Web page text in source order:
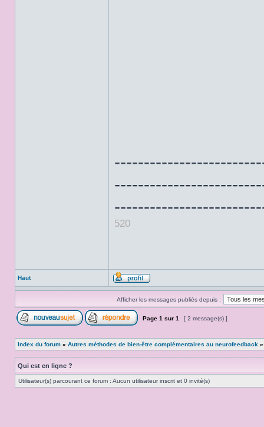
520
Haut
Afficher les messages publiés depuis :
Page 1 sur 1 [ 2 message(s) ]
Index du forum » Autres méthodes de bien-être complémentaires au neurofeedback
Qui est en ligne ?
Utilisateur(s) parcourant ce forum : Aucun utilisateur inscrit et 0 invité(s)